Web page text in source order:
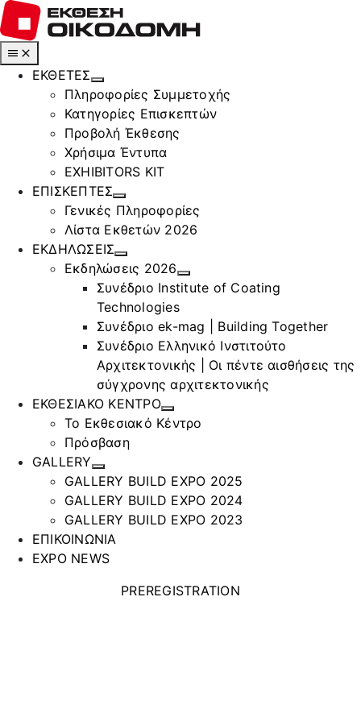
Μετάβαση
στο
περιεχόμενο
Toggle
Navigation
ΕΚΘΕΤΕΣ
Πληροφορίες Συμμετοχής
Κατηγορίες Επισκεπτών
Προβολή Έκθεσης
Χρήσιμα Έντυπα
EXHIBITORS KIT
ΕΠΙΣΚΕΠΤΕΣ
Γενικές Πληροφορίες
Λίστα Εκθετών 2026
ΕΚΔΗΛΩΣΕΙΣ
Εκδηλώσεις 2026
Συνέδριο Institute of Coating
Technologies
Συνέδριο ek-mag | Building Together
Συνέδριο Ελληνικό Ινστιτούτο
Αρχιτεκτονικής | Οι πέντε αισθήσεις της
σύγχρονης αρχιτεκτονικής
ΕΚΘΕΣΙΑΚΟ ΚΕΝΤΡΟ
Το Εκθεσιακό Κέντρο
Πρόσβαση
GALLERY
GALLERY BUILD EXPO 2025
GALLERY BUILD EXPO 2024
GALLERY BUILD EXPO 2023
ΕΠΙΚΟΙΝΩΝΙΑ
EXPO NEWS
PREREGISTRATION